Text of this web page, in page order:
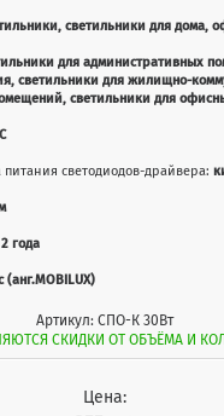
светильники для дома,
для административных
светильники для жилищно-
светильники для
питания светодиодов-драйвера:
2 года
Артикул: СПО-К 30Вт
СКИДКИ ОТ ОБЪЁМА И
Цена: